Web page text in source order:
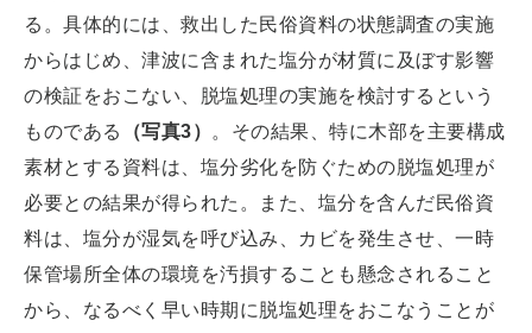
る。具体的には、救出した民俗資料の状態調査の実施
からはじめ、津波に含まれた塩分が材質に及ぼす影響
の検証をおこない、脱塩処理の実施を検討するという
ものである
（写真3）
。その結果、特に木部を主要構成
素材とする資料は、塩分劣化を防ぐための脱塩処理が
必要との結果が得られた。また、塩分を含んだ民俗資
料は、塩分が湿気を呼び込み、カビを発生させ、一時
保管場所全体の環境を汚損することも懸念されること
から、なるべく早い時期に脱塩処理をおこなうことが